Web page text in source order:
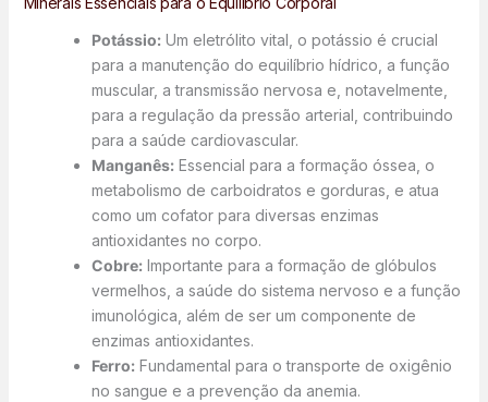
Potássio:Um eletrólito vital, o potássio é crucial
para a manutenção do equilíbrio hídrico, a função
muscular, a transmissão nervosa e, notavelmente,
para a regulação da pressão arterial, contribuindo
para a saúde cardiovascular.
Manganês:Essencial para a formação óssea, o
metabolismo de carboidratos e gorduras, e atua
como um cofator para diversas enzimas
antioxidantes no corpo.
Cobre:Importante para a formação de glóbulos
vermelhos, a saúde do sistema nervoso e a função
imunológica, além de ser um componente de
enzimas antioxidantes.
Ferro:Fundamental para o transporte de oxigênio
no sangue e a prevenção da anemia.